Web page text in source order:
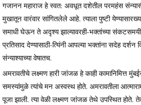
गजानन महाराज हे स्वत: अवधूत दशेतील परमहंस
मुखातून वारंवार सांगितलेले आहे. त्याला पुष्टी
समाधी घेऊन ते अदृश्य झाल्यावरही-भक्तांच्या
प्रतिसाद देण्यासाठी-त्यिंनी आपल्या भक्तांना सदेह
संन्याश्याच्या वेषातच.
अमरावतीचे लक्ष्मण हारी जांजळ हे काही कामानिमित्त
समस्यांमुळे त्यांचे मन अस्वस्थ होते. अमरावतीला आत्माराम
पूजा झाली. त्या वेळी लक्ष्मण जांजळ तेथे उपस्थित होते.